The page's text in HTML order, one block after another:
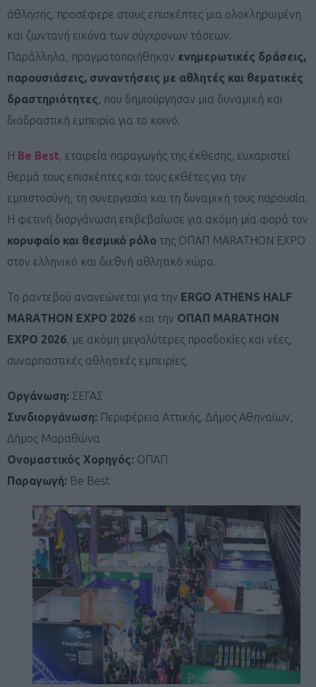
άθλησης, προσέφερε στους επισκέπτες μια ολοκληρωμένη
και ζωντανή εικόνα των σύγχρονων τάσεων.
Παράλληλα, πραγματοποιήθηκαν ενημερωτικές δράσεις,
παρουσιάσεις, συναντήσεις με αθλητές και θεματικές
δραστηριότητες, που δημιούργησαν μια δυναμική και
διαδραστική εμπειρία για το κοινό.
Η Be Best, εταιρεία παραγωγής της έκθεσης, ευχαριστεί
θερμά τους επισκέπτες και τους εκθέτες για την
εμπιστοσύνη, τη συνεργασία και τη δυναμική τους παρουσία.
Η φετινή διοργάνωση επιβεβαίωσε για ακόμη μία φορά τον
κορυφαίο και θεσμικό ρόλο της ΟΠΑΠ MARATHON EXPO
στον ελληνικό και διεθνή αθλητικό χώρο.
Το ραντεβού ανανεώνεται για την ERGO ATHENS HALF
MARATHON EXPO 2026 και την ΟΠΑΠ MARATHON
EXPO 2026, με ακόμη μεγαλύτερες προσδοκίες και νέες,
συναρπαστικές αθλητικές εμπειρίες.
Οργάνωση: ΣΕΓΑΣ
Συνδιοργάνωση: Περιφέρεια Αττικής, Δήμος Αθηναίων,
Δήμος Μαραθώνα
Ονομαστικός Χορηγός: ΟΠΑΠ
Παραγωγή: Be Best